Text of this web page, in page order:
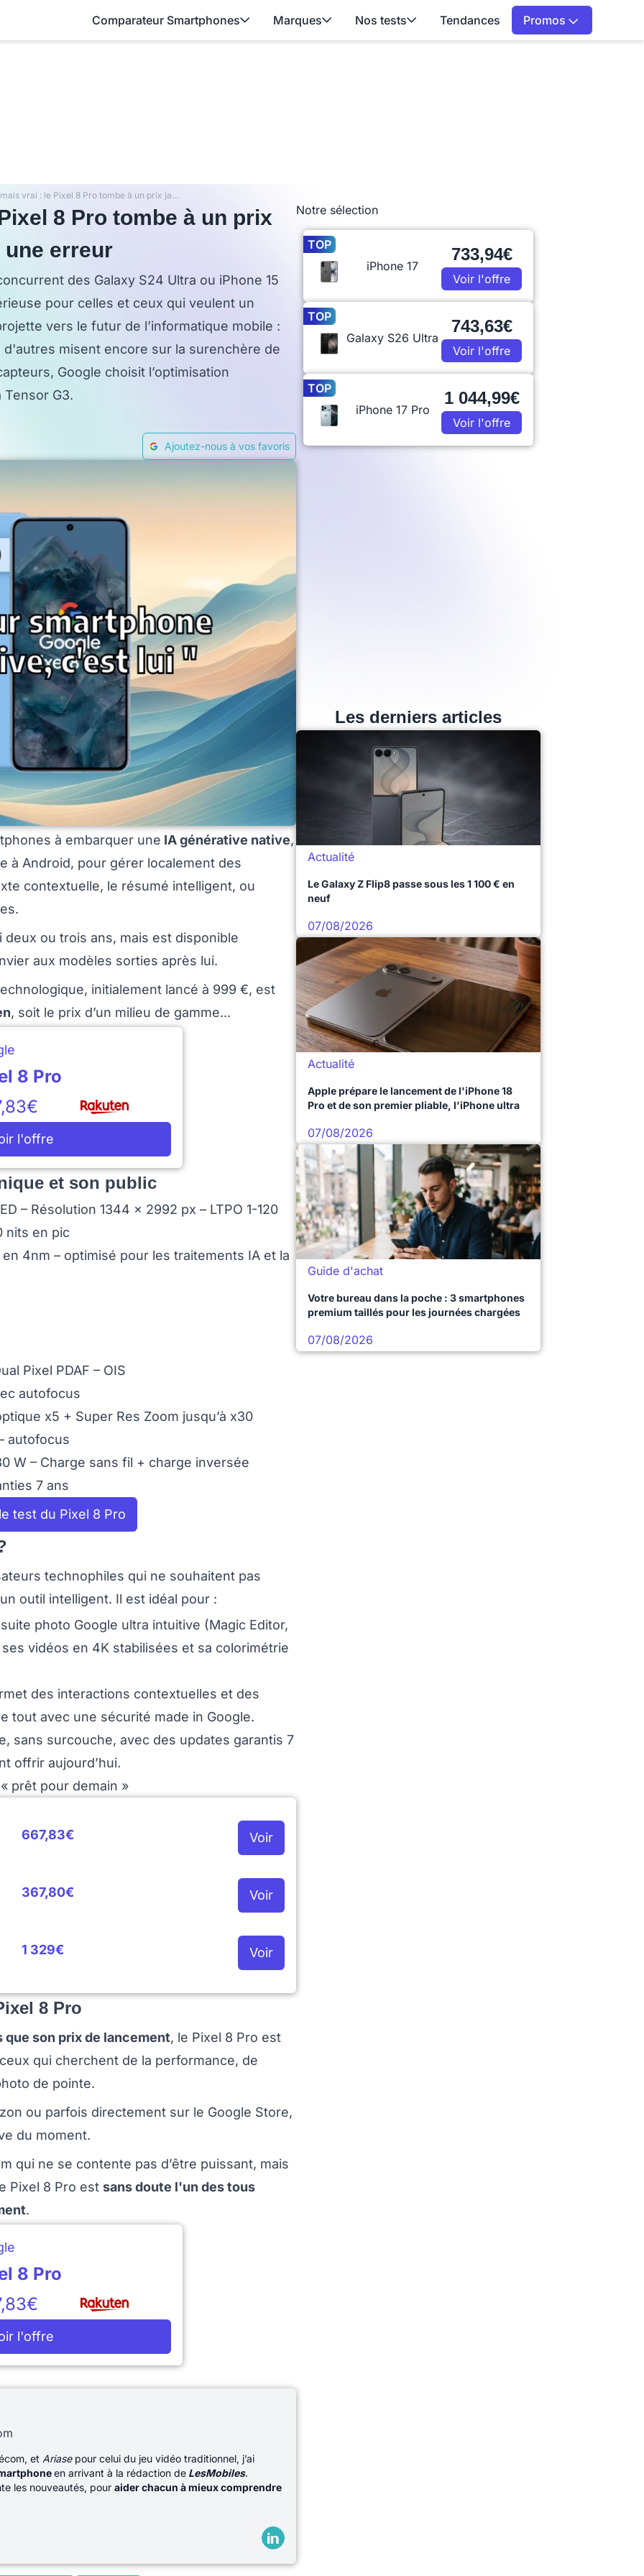
Comparateur Smartphones Marques Nos tests Tendances Promos
Incroyable mais vrai : le Pixel 8 Pro tombe à un prix jamais vu et ce n’est pas une erreur
8 Pro tombe à un prix
une erreur
des Galaxy S24 Ultra ou iPhone 15
pour celles et ceux qui veulent un
vers le futur de l’informatique mobile :
d'autres misent encore sur la surenchère de
Google choisit l’optimisation
G3.
Ajoutez-nous à vos favoris
à embarquer une IA générative native,
à Android, pour gérer localement des
contextuelle, le résumé intelligent, ou
ou trois ans, mais est disponible
aux modèles sorties après lui.
initialement lancé à 999 €, est
, soit le prix d’un milieu de gamme...
8 Pro
l'offre
et son public
– Résolution 1344 x 2992 px – LTPO 1-120
nits en pic
4nm – optimisé pour les traitements IA et la
Pixel PDAF – OIS
autofocus
x5 + Super Res Zoom jusqu’à x30
autofocus
W – Charge sans fil + charge inversée
7 ans
test du Pixel 8 Pro
technophiles qui ne souhaitent pas
outil intelligent. Il est idéal pour :
photo Google ultra intuitive (Magic Editor,
vidéos en 4K stabilisées et sa colorimétrie
des interactions contextuelles et des
tout avec une sécurité made in Google.
sans surcouche, avec des updates garantis 7
offrir aujourd’hui.
prêt pour demain »
667,83€ Voir
367,80€ Voir
1 329€ Voir
8 Pro
que son prix de lancement, le Pixel 8 Pro est
qui cherchent de la performance, de
de pointe.
ou parfois directement sur le Google Store,
du moment.
qui ne se contente pas d’être puissant, mais
Pixel 8 Pro est sans doute l'un des tous
.
8 Pro
l'offre
et Ariase pour celui du jeu vidéo traditionnel, j’ai
en arrivant à la rédaction de LesMobiles.
les nouveautés, pour aider chacun à mieux comprendre
Notre sélection
TOP
iPhone 17
733,94€
Voir l'offre
TOP
Galaxy S26 Ultra
743,63€
Voir l'offre
TOP
iPhone 17 Pro
1 044,99€
Voir l'offre
Les derniers articles
Actualité
Le Galaxy Z Flip8 passe sous les 1 100 € en
neuf
07/08/2026
Actualité
Apple prépare le lancement de l'iPhone 18
Pro et de son premier pliable, l'iPhone ultra
07/08/2026
Guide d'achat
Votre bureau dans la poche : 3 smartphones
premium taillés pour les journées chargées
07/08/2026